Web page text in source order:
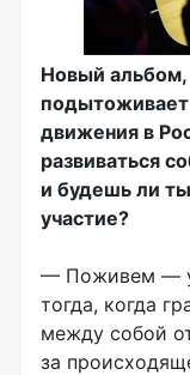
Новый альбом,
подытоживает
движения в
развиваться
и будешь ли
участие?
— Поживем —
тогда, когда
между собой
за